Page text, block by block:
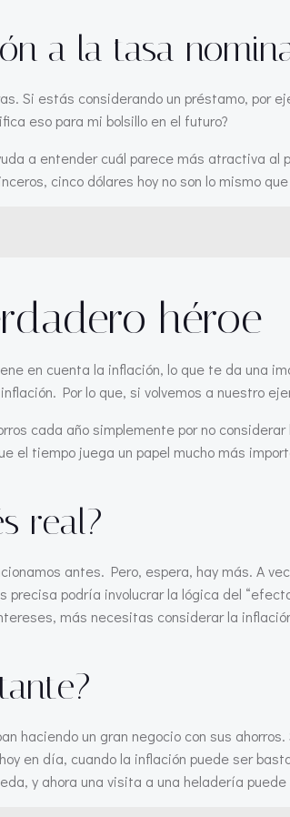
a la tasa
Si estás considerando un préstamo, por
eso para mi bolsillo en el futuro?
a entender cuál parece más atractiva al
cinco dólares hoy no son lo mismo
héroe
en cuenta la inflación, lo que te da una
Por lo que, si volvemos a nuestro
cada año simplemente por no
el tiempo juega un papel mucho más
real?
antes. Pero, espera, hay más. A
podría involucrar la lógica del
más necesitas considerar la
haciendo un gran negocio con sus
en día, cuando la inflación puede ser
y ahora una visita a una heladería